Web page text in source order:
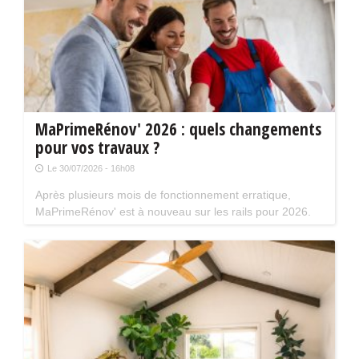
MaPrimeRénov' 2026 : quels changements
pour vos travaux ?
Le 30/07/2026 - 16h08
Après plusieurs mois de fonctionnement erratique,
MaPrimeRénov' est à nouveau sur les rails pour 2026.
limiter le nombre de chantiers éligibles. Tour d'horizon.